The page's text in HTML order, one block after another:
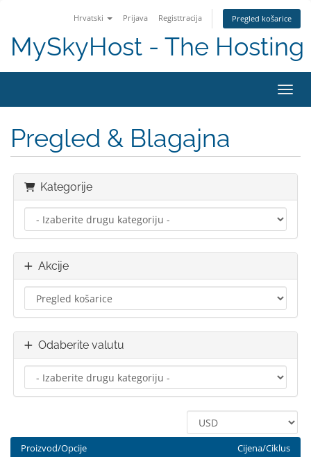
Hrvatski Prijava Registtracija Pregled košarice
MySkyHost - The Hosting
Pregled & Blagajna
Kategorije
Akcije
Odaberite valutu
Proizvod/Opcije Cijena/Ciklus